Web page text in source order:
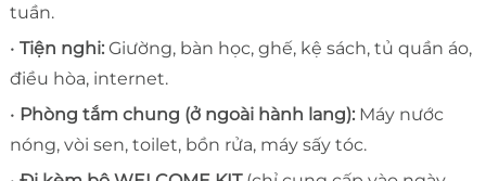
tuần.
• Tiện nghi:Giường, bàn học, ghế, kệ sách, tủ quần áo,
điều hòa, internet.
• Phòng tắm chung (ở ngoài hành lang):Máy nước
nóng, vòi sen, toilet, bồn rửa, máy sấy tóc.